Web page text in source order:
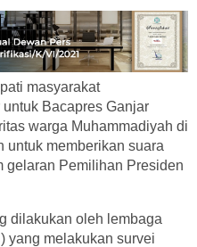
masyarakat
Bacapres Ganjar
warga Muhammadiyah di
untuk memberikan suara
gelaran Pemilihan Presiden
dilakukan oleh lembaga
yang melakukan survei